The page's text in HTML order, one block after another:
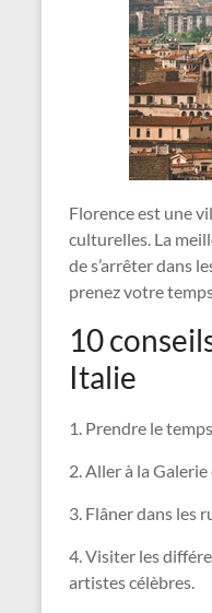
Florence est une
culturelles. La
de s’arrêter dans
prenez votre
10
Italie
1. Prendre le
2. Aller à la
3. Flâner dans les
4. Visiter les
artistes célèbres.